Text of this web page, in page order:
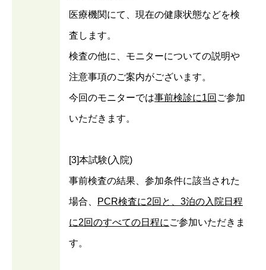
医療機関にて、現在の健康状態などを検
査します。
検査の他に、モニターについての説明や
注意事項のご案内がございます。
今回のモニターでは事前検診に1回 ご参加
いただきます。
[3]本試験(入院)
事前検査の結果、参加条件に該当された
場合、 PCR検査に2回と、3泊の入院日程
に2回のすべての日程に ご参加いただきま
す。